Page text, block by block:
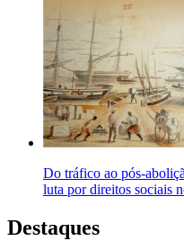
Do tráfico ao pós-
luta por direitos sociais
Destaques